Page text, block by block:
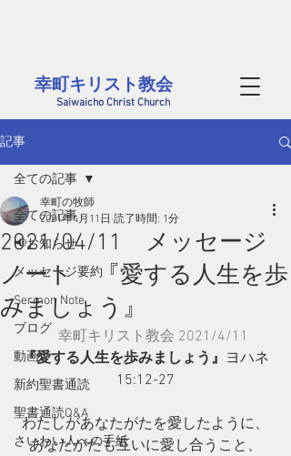
幸町キリスト教会​
Saiwaicho Christ Church
記事
全ての記事
📢お知らせ
メッセージ要約
Sermon Note
ブログ
動画
新約聖書通読
聖書通読Q&A
さいわい人への手紙
全ての記事
2021/04/11 メッセージ
ノート 『愛する人生を歩
みましょう』
幸町の牧師
2021年4月11日 読了時間: 1分
幸町キリスト教会 2021/4/11
『愛する人生を歩みましょう』 ヨハネ
15:12-27
わたしがあなたがたを愛したように、
あなたがたも互いに愛し合うこと、